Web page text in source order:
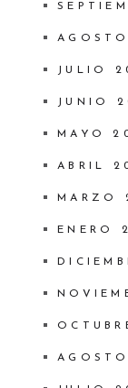
JULIO
JUNIO
MAYO
ABRIL
MARZO
ENERO